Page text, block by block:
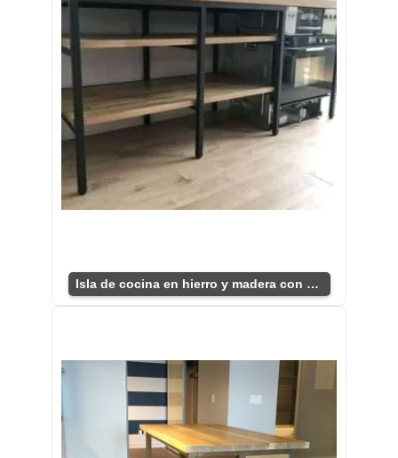
Isla de cocina en hierro y madera con estantes